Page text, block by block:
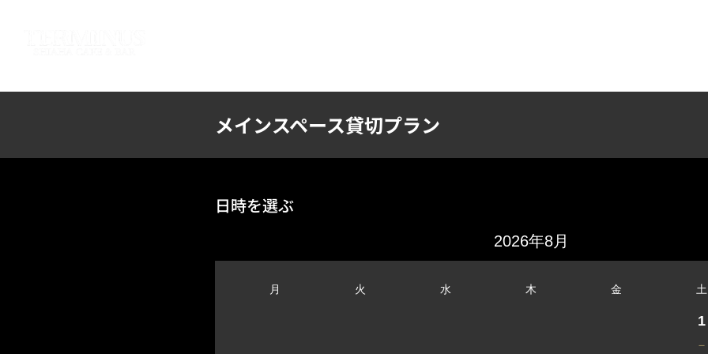
メインスペース貸切プラン
日時を選ぶ
2026年8月
月 火 水 木 金 土
1
－